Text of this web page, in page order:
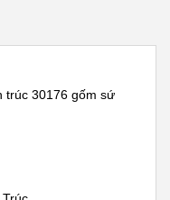
trúc 30176 gốm sứ